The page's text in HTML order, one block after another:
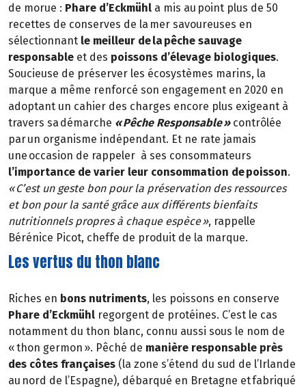
de morue : Phare d’Eckmühl a mis au point plus de 50
recettes de conserves de la mer savoureuses en
sélectionnant le meilleur de la pêche sauvage
responsable et des poissons d’élevage biologiques.
Soucieuse de préserver les écosystèmes marins, la
marque a même renforcé son engagement en 2020 en
adoptant un cahier des charges encore plus exigeant à
travers sa démarche « Pêche Responsable »contrôlée
par un organisme indépendant. Et ne rate jamais
une occasion de rappeler à ses consommateurs
l’importance de varier leur consommation de poisson.
« C’est un geste bon pour la préservation des ressources
et bon pour la santé grâce aux différents bienfaits
nutritionnels propres à chaque espèce », rappelle
Bérénice Picot, cheffe de produit de la marque.
Les vertus du thon blanc
Riches en bons nutriments, les poissons en conserve
Phare d’Eckmühl regorgent de protéines. C’est le cas
notamment du thon blanc, connu aussi sous le nom de
« thon germon ». Pêché de manière responsable près
des côtes françaises (la zone s’étend du sud de l’Irlande
au nord de l’Espagne), débarqué en Bretagne et fabriqué